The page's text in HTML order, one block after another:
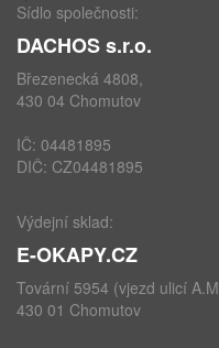
Sídlo společnosti:
DACHOS s.r.o.
Březenecká 4808,
430 04 Chomutov
IČ: 04481895
DIČ: CZ04481895
Výdejní sklad:
E-OKAPY.CZ
Tovární 5954 (vjezd ulicí
430 01 Chomutov